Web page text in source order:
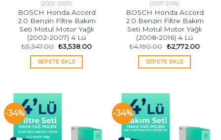
(2002-2007)
BOSCH Honda Accord
2.0 Benzin Filtre Bakım
Seti Motul Motor Yağlı
(2002-2007) 4 Lü
₺5,347.00 Orijinal
fiyat:
₺5,347.00.
₺3,538.00Şu
SEPETE EKLE
(2007-2016)
BOSCH Honda Accord
2.0 Benzin Filtre Bakım
Seti Motul Motor Yağlı
(2008-2016) 4 Lü
₺4,190.00 Orijinal
fiyat:
₺4,190.00.
₺2,772.00Şu
SEPETE EKLE
-34% -34%